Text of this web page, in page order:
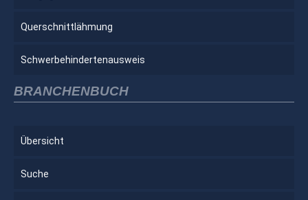
Querschnittlähmung
Schwerbehindertenausweis
BRANCHENBUCH
Übersicht
Suche